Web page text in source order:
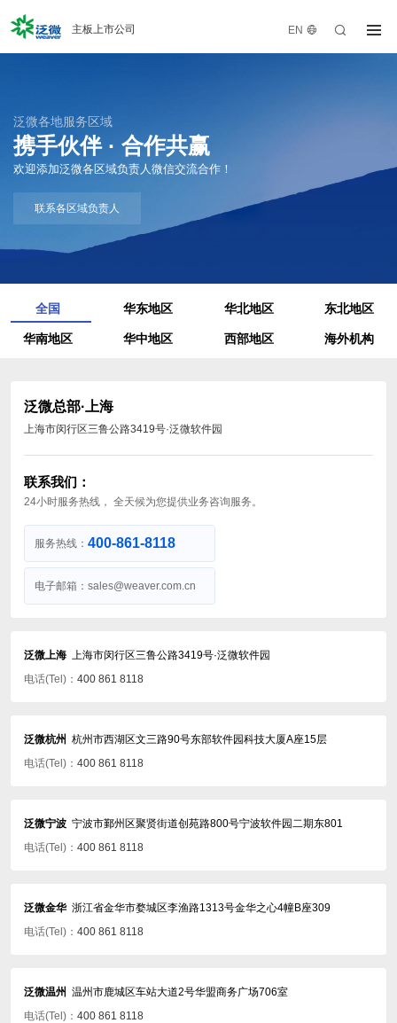
主板上市公司 EN
解决方案
客户案例
服务中心
生态联盟
泛微各地
大中型组织运营平台
SaaS云平台
项目管理·事井然 客服管理·睦客邻
采购管理·京桥通
门户引擎
esb集成平台
智能化平台
数字可信
印控管理 数据存证
泛微各地服务区域
携手伙伴 · 合作共赢
欢迎添加泛微各区域负责人微信交流合作！
联系各区域负责人
全国 华东地区 华北地区 东北地区
华南地区 华中地区 西部地区 海外机构
泛微总部·上海
上海市闵行区三鲁公路3419号·泛微软件园
联系我们：
24小时服务热线， 全天候为您提供业务咨询服务。
服务热线： 400-861-8118
电子邮箱： sales@weaver.com.cn
泛微上海 上海市闵行区三鲁公路3419号·泛微软件园
电话(Tel)： 400 861 8118
泛微杭州 杭州市西湖区文三路90号东部软件园科技大厦A座15层
电话(Tel)： 400 861 8118
泛微宁波 宁波市鄞州区聚贤街道创苑路800号宁波软件园二期东801
电话(Tel)： 400 861 8118
泛微金华 浙江省金华市婺城区李渔路1313号金华之心4幢B座309
电话(Tel)： 400 861 8118
泛微温州 温州市鹿城区车站大道2号华盟商务广场706室
电话(Tel)： 400 861 8118